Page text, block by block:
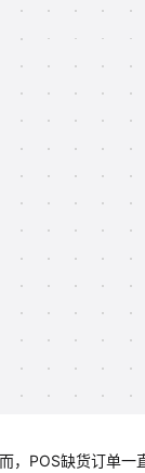
，POS缺货订单